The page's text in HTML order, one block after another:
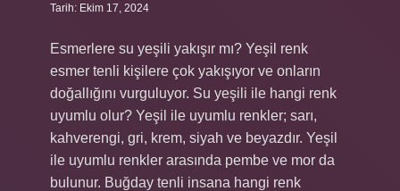
Tarih: Ekim 17, 2024
Esmerlere su yeşili yakışır mı? Yeşil renk
esmer tenli kişilere çok yakışıyor ve onların
doğallığını vurguluyor. Su yeşili ile hangi renk
uyumlu olur? Yeşil ile uyumlu renkler; sarı,
kahverengi, gri, krem, siyah ve beyazdır. Yeşil
ile uyumlu renkler arasında pembe ve mor da
bulunur. Buğday tenli insana hangi renk